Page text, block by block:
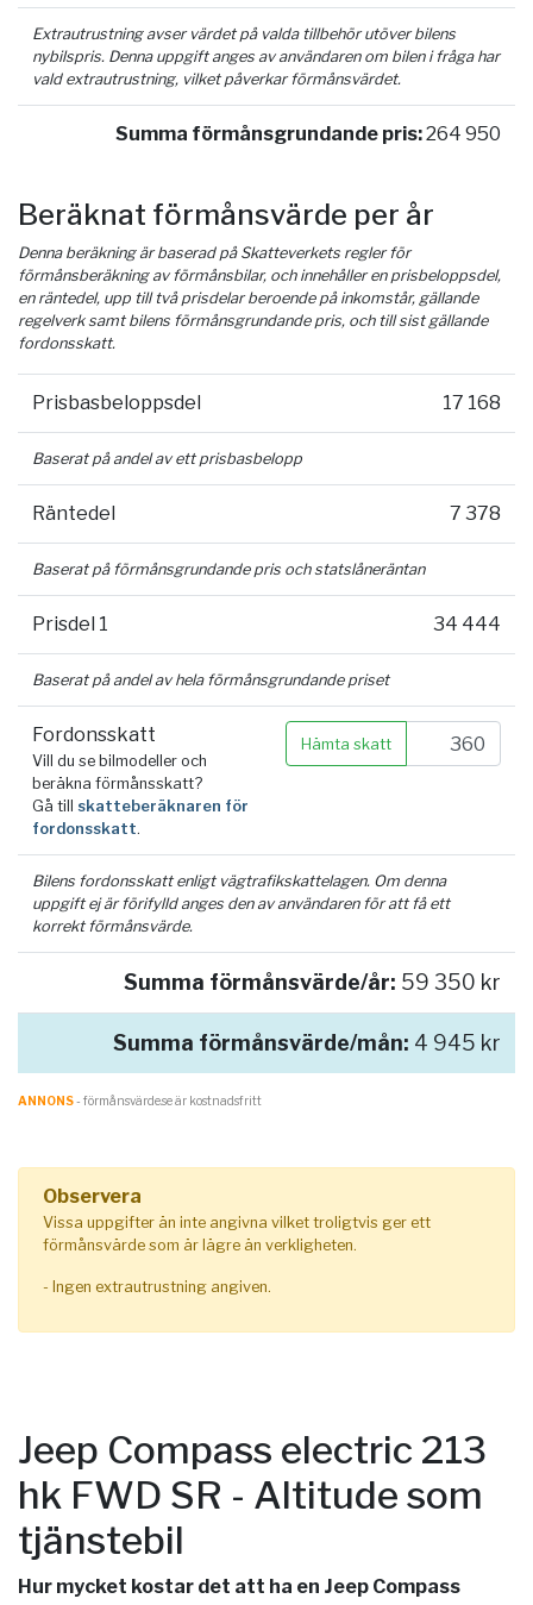
Extrautrustning avser värdet på valda tillbehör utöver bilens
nybilspris. Denna uppgift anges av användaren om bilen i fråga har
vald extrautrustning, vilket påverkar förmånsvärdet.
Summa förmånsgrundande pris:264 950
Beräknat förmånsvärde per år
Denna beräkning är baserad på Skatteverkets regler för
förmånsberäkning av förmånsbilar, och innehåller en prisbeloppsdel,
en räntedel, upp till två prisdelar beroende på inkomstår, gällande
regelverk samt bilens förmånsgrundande pris, och till sist gällande
fordonsskatt.
Prisbasbeloppsdel 17 168
Baserat på andel av ett prisbasbelopp
Räntedel 7 378
Baserat på förmånsgrundande pris och statslåneräntan
Prisdel 1 34 444
Baserat på andel av hela förmånsgrundande priset
Fordonsskatt
Vill du se bilmodeller och
beräkna förmånsskatt?
Gå till skatteberäknaren för
fordonsskatt.
Hämta skatt
Bilens fordonsskatt enligt vägtrafikskattelagen. Om denna
uppgift ej är förifylld anges den av användaren för att få ett
korrekt förmånsvärde.
Summa förmånsvärde/år: 59 350 kr
Summa förmånsvärde/mån: 4 945 kr
ANNONS- förmånsvärde.se är kostnadsfritt
Observera
Vissa uppgifter än inte angivna vilket troligtvis ger ett
förmånsvärde som är lägre än verkligheten.
- Ingen extrautrustning angiven.
Jeep Compass electric 213
hk FWD SR - Altitude som
tjänstebil
Hur mycket kostar det att ha en Jeep Compass